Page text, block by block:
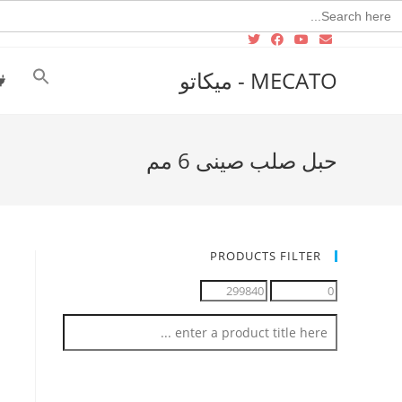
Search
for:
MECATO - ميكاتو
حبل صلب صينى 6 مم
PRODUCTS FILTER